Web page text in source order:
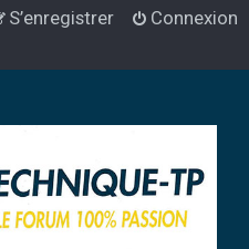
Connexion
S’enregistrer